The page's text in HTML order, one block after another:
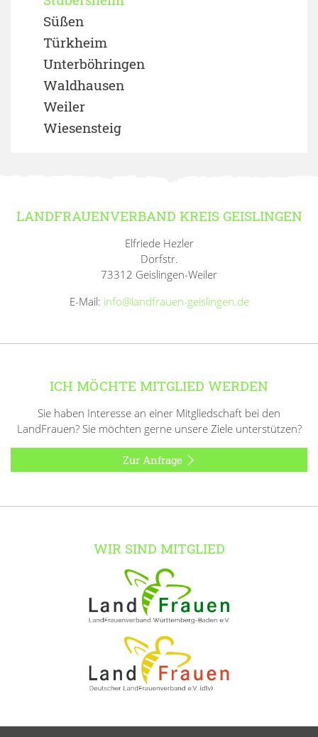
Süßen
Türkheim
Unterböhringen
Waldhausen
Weiler
Wiesensteig
LANDFRAUENVERBAND KREIS GEISLINGEN
Elfriede Hezler
Dorfstr.
73312 Geislingen-Weiler
E-Mail: info@landfrauen-geislingen.de
ICH MÖCHTE MITGLIED WERDEN
Sie haben Interesse an einer Mitgliedschaft bei den
LandFrauen? Sie möchten gerne unsere Ziele unterstützen?
Zur Anfrage
WIR SIND MITGLIED